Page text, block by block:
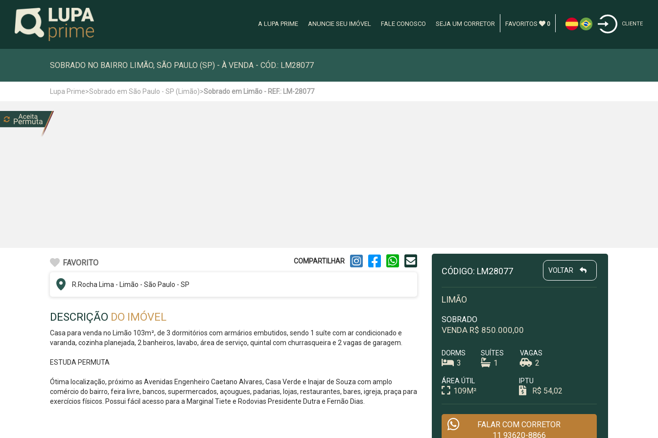
CLIENTE
A LUPA PRIME ANUNCIE SEU IMÓVEL FALE CONOSCO SEJA UM CORRETOR FAVORITOS 0
SOBRADO NO BAIRRO LIMÃO, SÃO PAULO (SP) - À VENDA - CÓD.: LM28077
Lupa Prime>Sobrado em São Paulo - SP (Limão)>Sobrado em Limão - REF.: LM-28077
FAVORITO COMPARTILHAR
R. Rocha Lima - Limão - São Paulo - SP
DESCRIÇÃO DO IMÓVEL
Casa para venda no Limão 103m², de 3 dormitórios com armários embutidos, sendo 1 suíte com ar condicionado e
varanda, cozinha planejada, 2 banheiros, lavabo, área de serviço, quintal com churrasqueira e 2 vagas de garagem.
ESTUDA PERMUTA
Ótima localização, próximo as Avenidas Engenheiro Caetano Alvares, Casa Verde e Inajar de Souza com amplo
comércio do bairro, feira livre, bancos, supermercados, açougues, padarias, lojas, restaurantes, bares, igreja, praça para
exercícios físicos. Possui fácil acesso para a Marginal Tiete e Rodovias Presidente Dutra e Fernão Dias.
CÓDIGO: LM28077 VOLTAR
LIMÃO
SOBRADO
VENDA R$ 850.000,00
DORMS
3
SUÍTES
1
VAGAS
2
ÁREA ÚTIL
109M²
IPTU
R$ 54,02
FALAR COM CORRETOR
11 93620-8866